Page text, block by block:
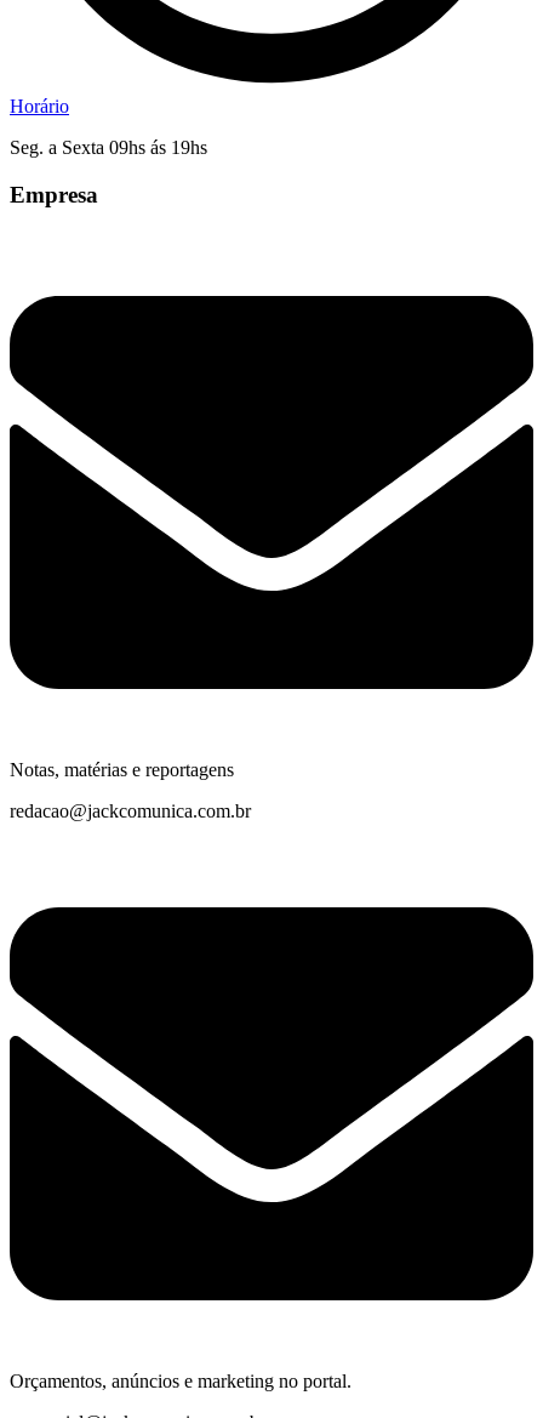
Horário
Seg. a Sexta 09hs ás 19hs
Empresa
Notas, matérias e reportagens
redacao@jackcomunica.com.br
Orçamentos, anúncios e marketing no portal.